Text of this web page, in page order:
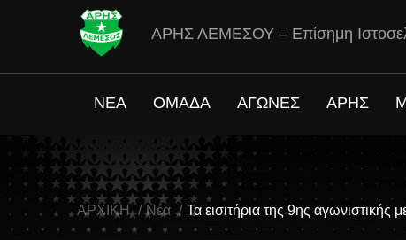
ΑΡΗΣ ΛΕΜΕΣΟΥ – Επίσημη
ΝΕΑ ΟΜΑΔΑ ΑΓΩΝΕΣ ΑΡΗΣ
ΑΡΧΙΚΗ Νέα Τα εισιτήρια της 9ης αγωνιστικής